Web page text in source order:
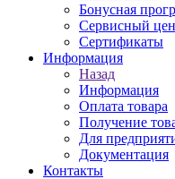
Бонусная
Сервисный
Сертификаты
Информация
Назад
Информация
Оплата товара
Получение
Для
Документация
Контакты